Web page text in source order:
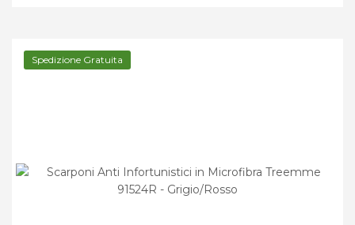
Spedizione Gratuita